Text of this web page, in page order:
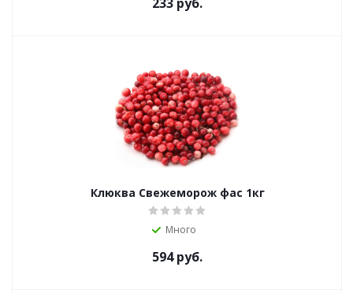
Клюква Свежеморож фас 1кг
Много
594руб.